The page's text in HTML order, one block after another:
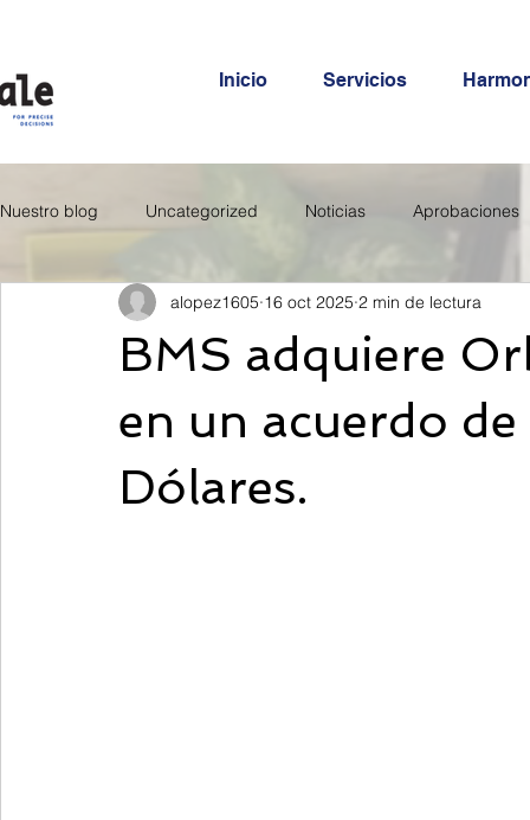
Inicio Servicios
Nuestro blog Uncategorized Noticias Aprobaciones
BMS adquiere
en un acuerdo
Dólares.
alopez1605 16 oct 2025 2 min de lectura